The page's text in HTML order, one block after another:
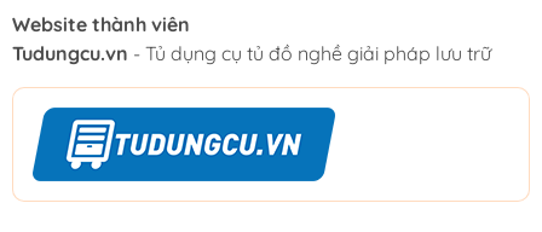
Website thành viên
Tudungcu.vn - Tủ dụng cụ tủ đồ nghề giải pháp lưu trữ